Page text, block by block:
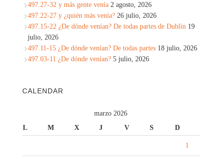
497.27-32 y más gente venía 2 agosto, 2026
497.22-27 y ¿quién más venía? 26 julio, 2026
497.15-22 ¿De dónde venían? De todas partes de Dublín 19
julio, 2026
497.11-15 ¿De dónde venían? De todas partes 18 julio, 2026
497.03-11 ¿De dónde venían? 5 julio, 2026
CALENDAR
marzo 2026
L
M X J V S D
1